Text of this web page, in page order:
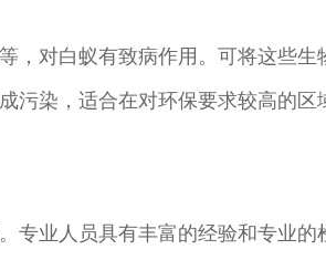
，对白蚁有致病作用。可将这些
污染，适合在对环保要求较高的区
专业人员具有丰富的经验和专业